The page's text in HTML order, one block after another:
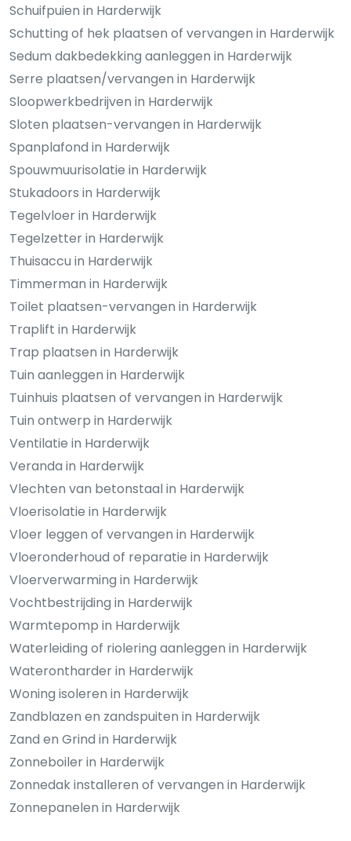
Schuifpuien in Harderwijk
Schutting of hek plaatsen of vervangen in Harderwijk
Sedum dakbedekking aanleggen in Harderwijk
Serre plaatsen/vervangen in Harderwijk
Sloopwerkbedrijven in Harderwijk
Sloten plaatsen-vervangen in Harderwijk
Spanplafond in Harderwijk
Spouwmuurisolatie in Harderwijk
Stukadoors in Harderwijk
Tegelvloer in Harderwijk
Tegelzetter in Harderwijk
Thuisaccu in Harderwijk
Timmerman in Harderwijk
Toilet plaatsen-vervangen in Harderwijk
Traplift in Harderwijk
Trap plaatsen in Harderwijk
Tuin aanleggen in Harderwijk
Tuinhuis plaatsen of vervangen in Harderwijk
Tuin ontwerp in Harderwijk
Ventilatie in Harderwijk
Veranda in Harderwijk
Vlechten van betonstaal in Harderwijk
Vloerisolatie in Harderwijk
Vloer leggen of vervangen in Harderwijk
Vloeronderhoud of reparatie in Harderwijk
Vloerverwarming in Harderwijk
Vochtbestrijding in Harderwijk
Warmtepomp in Harderwijk
Waterleiding of riolering aanleggen in Harderwijk
Waterontharder in Harderwijk
Woning isoleren in Harderwijk
Zandblazen en zandspuiten in Harderwijk
Zand en Grind in Harderwijk
Zonneboiler in Harderwijk
Zonnedak installeren of vervangen in Harderwijk
Zonnepanelen in Harderwijk